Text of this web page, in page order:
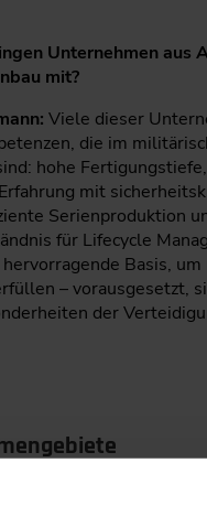
Unternehmen aus
mit?
Viele dieser
die im
hohe
mit
Serienproduktion
für Lifecycle
Basis,
– vorausgesetzt,
der